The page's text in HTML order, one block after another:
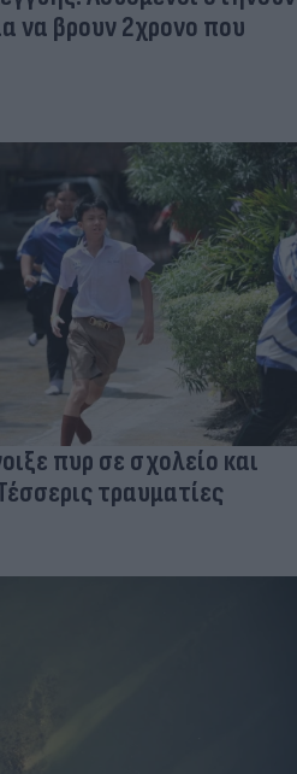
Λουόμενοι στήνουν
να βρουν 2χρονο που
πυρ σε σχολείο και
τραυματίες